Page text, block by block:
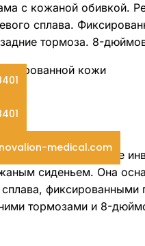
с кожаной обивкой.
сплава.
тормоза. 8-
кожи
ручное
сиденьем. Она
фиксированными
тормозами и 8-
medical.com